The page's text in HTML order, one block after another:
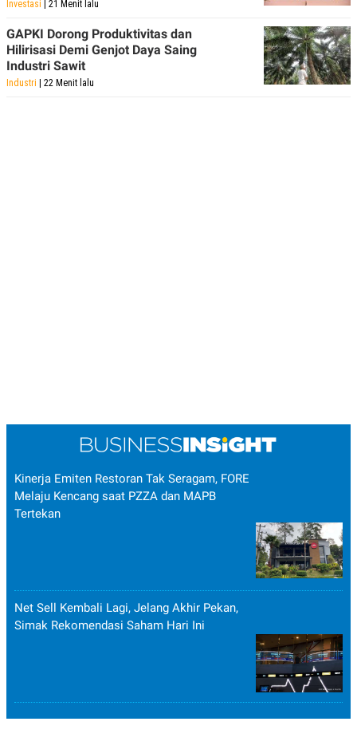
Investasi | 21 Menit lalu
GAPKI Dorong Produktivitas dan
Hilirisasi Demi Genjot Daya Saing
Industri Sawit
Industri | 22 Menit lalu
Kinerja Emiten Restoran Tak Seragam, FORE
Melaju Kencang saat PZZA dan MAPB
Tertekan
Net Sell Kembali Lagi, Jelang Akhir Pekan,
Simak Rekomendasi Saham Hari Ini